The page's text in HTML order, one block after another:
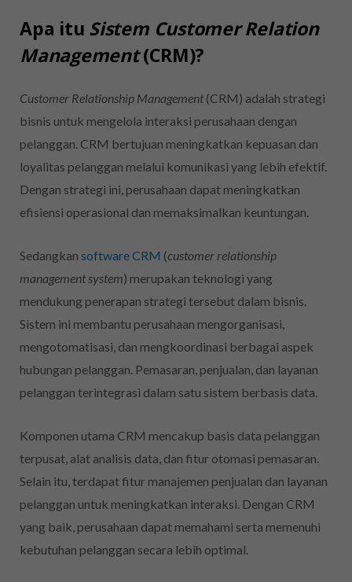
Apa itu Sistem Customer Relation
Management(CRM)?
Customer Relationship Management(CRM) adalah strategi
bisnis untuk mengelola interaksi perusahaan dengan
pelanggan. CRM bertujuan meningkatkan kepuasan dan
loyalitas pelanggan melalui komunikasi yang lebih efektif.
Dengan strategi ini, perusahaan dapat meningkatkan
efisiensi operasional dan memaksimalkan keuntungan.
Sedangkan software CRM (customer relationship
management system) merupakan teknologi yang
mendukung penerapan strategi tersebut dalam bisnis.
Sistem ini membantu perusahaan mengorganisasi,
mengotomatisasi, dan mengkoordinasi berbagai aspek
hubungan pelanggan. Pemasaran, penjualan, dan layanan
pelanggan terintegrasi dalam satu sistem berbasis data.
Komponen utama CRM mencakup basis data pelanggan
terpusat, alat analisis data, dan fitur otomasi pemasaran.
Selain itu, terdapat fitur manajemen penjualan dan layanan
pelanggan untuk meningkatkan interaksi. Dengan CRM
yang baik, perusahaan dapat memahami serta memenuhi
kebutuhan pelanggan secara lebih optimal.